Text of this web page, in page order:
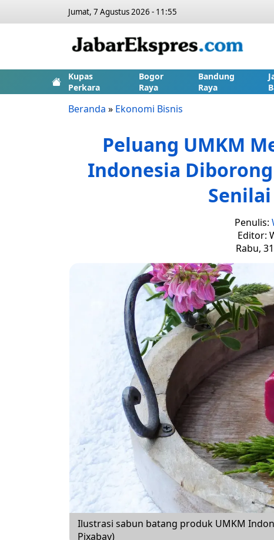
Jumat, 7 Agustus 2026 - 11:55
Kupas
Perkara
Bogor
Raya
Bandung
Raya
Beranda » Ekonomi Bisnis
Peluang UMKM
Indonesia
Penulis:
Editor:
Rabu,
Ilustrasi sabun batang produk UMKM
Pixabay)